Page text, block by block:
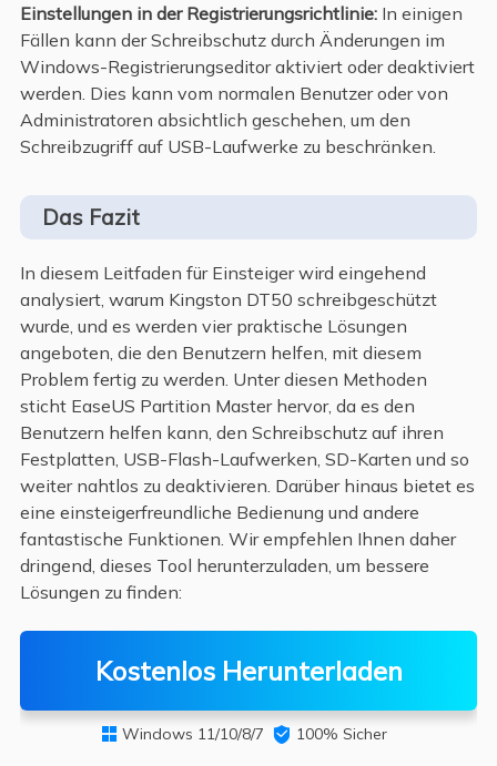
Einstellungen in der Registrierungsrichtlinie:In einigen
Fällen kann der Schreibschutz durch Änderungen im
Windows-Registrierungseditor aktiviert oder deaktiviert
werden. Dies kann vom normalen Benutzer oder von
Administratoren absichtlich geschehen, um den
Schreibzugriff auf USB-Laufwerke zu beschränken.
Das Fazit
In diesem Leitfaden für Einsteiger wird eingehend
analysiert, warum Kingston DT50 schreibgeschützt
wurde, und es werden vier praktische Lösungen
angeboten, die den Benutzern helfen, mit diesem
Problem fertig zu werden. Unter diesen Methoden
sticht EaseUS Partition Master hervor, da es den
Benutzern helfen kann, den Schreibschutz auf ihren
Festplatten, USB-Flash-Laufwerken, SD-Karten und so
weiter nahtlos zu deaktivieren. Darüber hinaus bietet es
eine einsteigerfreundliche Bedienung und andere
fantastische Funktionen. Wir empfehlen Ihnen daher
dringend, dieses Tool herunterzuladen, um bessere
Lösungen zu finden:
Kostenlos Herunterladen
 Windows 11/10/8/7  100% Sicher